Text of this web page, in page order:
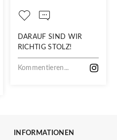
DARAUF SIND WIR
RICHTIG STOLZ!
Kommentieren...
INFORMATIONEN